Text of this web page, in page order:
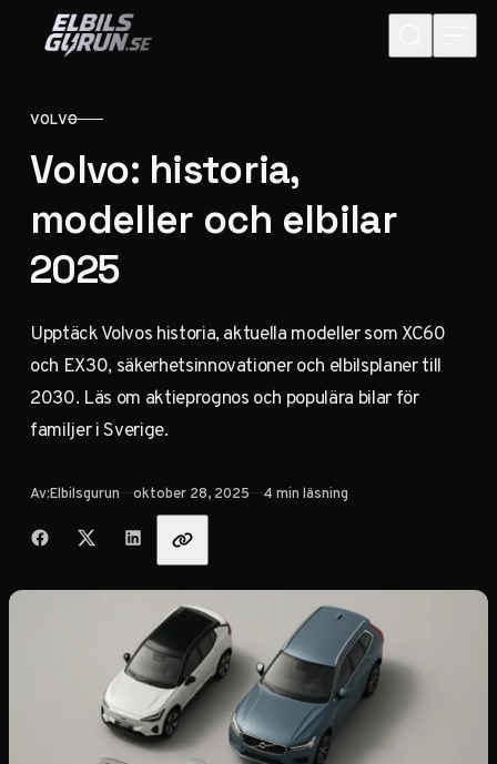
Hoppa till innehåll
KATEGORI
VOLVO
Volvo: historia,
modeller och elbilar
2025
Upptäck Volvos historia, aktuella modeller som XC60
och EX30, säkerhetsinnovationer och elbilsplaner till
2030. Läs om aktieprognos och populära bilar för
familjer i Sverige.
Av:Elbilsgurun Publicerad
oktober 28, 2025 4 min läsning
Dela med vänner